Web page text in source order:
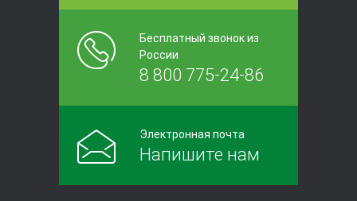
Бесплатный звонок из
России
8 800 775-24-86
Электронная почта
Напишите нам